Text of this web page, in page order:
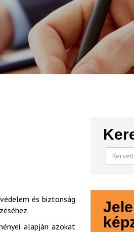
és biztonság
alapján azokat